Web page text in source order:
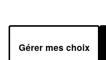
Gérer mes choix